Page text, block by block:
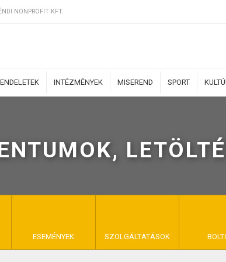
NONPROFIT KFT.
INTÉZMÉNYEK MISEREND SPORT
ESEMÉNYEK SZOLGÁLTATÁSOK